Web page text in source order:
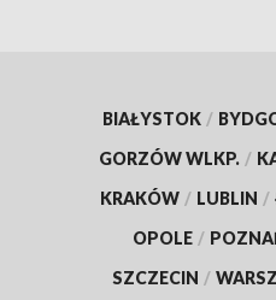
BIAŁYSTOK /
GORZÓW WLKP. /
KRAKÓW / LUBLIN /
OPOLE /
SZCZECIN /